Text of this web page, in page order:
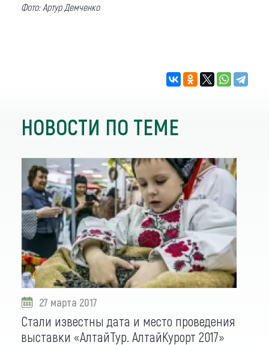
Фото: Артур Демченко
НОВОСТИ ПО ТЕМЕ
27 марта 2017
Стали известны дата и место проведения
выставки «АлтайТур. АлтайКурорт 2017»